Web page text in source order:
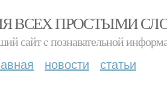
ВСЕХ ПРОСТЫМИ
сайт c познавательной
новости статьи